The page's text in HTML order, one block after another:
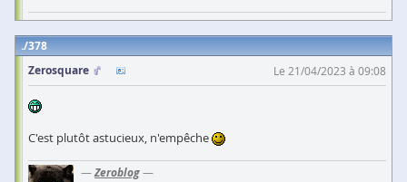
378
Zerosquare
Le 21/04/2023 à 09:08
C'est plutôt astucieux, n'empêche
—Zeroblog—